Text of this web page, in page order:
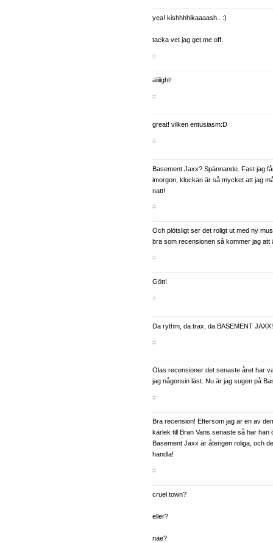
yea! kishhhhikaaaash.. :)
tacka vet jag get me off.
#
aiiiight!
#
great! vilken entusiasm:D
#
Basement Jaxx? Spännande. Fast jag
imorgon, klockan är så mycket att jag
natt!
#
Och plötsligt ser det roligt ut med ny
bra som recensionen så kommer jag att
#
Gött!
#
Da rythm, da trax, da BASEMENT
#
Olas recensioner det senaste året har
jag någonsin läst. Nu är jag sugen på
#
Bra recension! Eftersom jag är en av
kärlek till Bran Vans senaste så har han
Basement Jaxx är återigen roliga, och
handla!
#
cruel town?
eller?
näe?